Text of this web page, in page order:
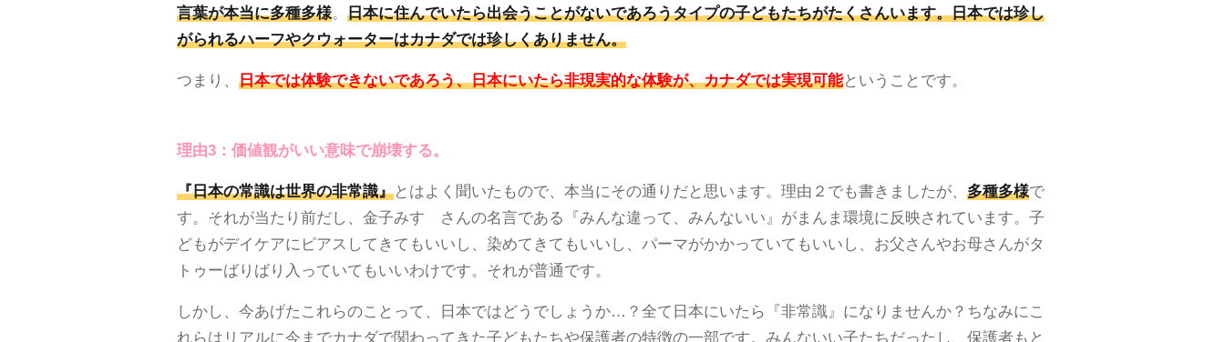
言葉が本当に多種多様。日本に住んでいたら出会うことがないであろうタイプの子どもたちがたくさんいます。日本では珍し
がられるハーフやクウォーターはカナダでは珍しくありません。
つまり、日本では体験できないであろう、日本にいたら非現実的な体験が、カナダでは実現可能ということです。
理由3：価値観がいい意味で崩壊する。
『日本の常識は世界の非常識』とはよく聞いたもので、本当にその通りだと思います。理由２でも書きましたが、多種多様で
す。それが当たり前だし、金子みすゞさんの名言である『みんな違って、みんないい』がまんま環境に反映されています。子
どもがデイケアにピアスしてきてもいいし、染めてきてもいいし、パーマがかかっていてもいいし、お父さんやお母さんがタ
トゥーばりばり入っていてもいいわけです。それが普通です。
しかし、今あげたこれらのことって、日本ではどうでしょうか…？全て日本にいたら『非常識』になりませんか？ちなみにこ
れらはリアルに今までカナダで関わってきた子どもたちや保護者の特徴の一部です。みんないい子たちだったし、保護者もと